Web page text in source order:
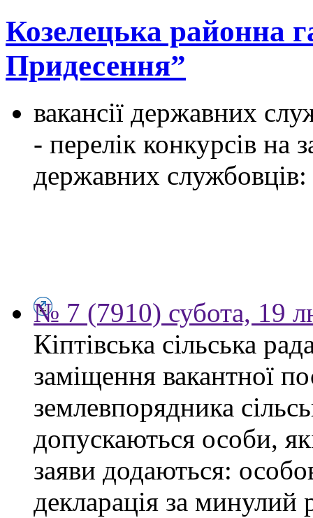
Козелецька районна
Придесення”
вакансії державних
- перелік конкурсів на
державних службовців:
№ 7 (7910) субота, 19
Кіптівська сільська
заміщення вакантної
землевпорядника
допускаються особи,
заяви додаються:
декларація за минулий